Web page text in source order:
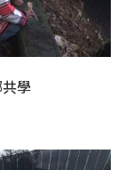
學